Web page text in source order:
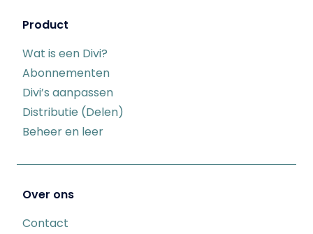
Product
Wat is een Divi?
Abonnementen
Divi’s aanpassen
Distributie (Delen)
Beheer en leer
Over ons
Contact